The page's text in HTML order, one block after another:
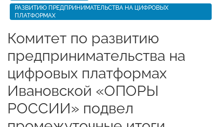
РАЗВИТИЮ ПРЕДПРИНИМАТЕЛЬСТВА НА ЦИФРОВЫХ
ПЛАТФОРМАХ
Комитет по развитию
предпринимательства на
цифровых платформах
Ивановской «ОПОРЫ
РОССИИ» подвел